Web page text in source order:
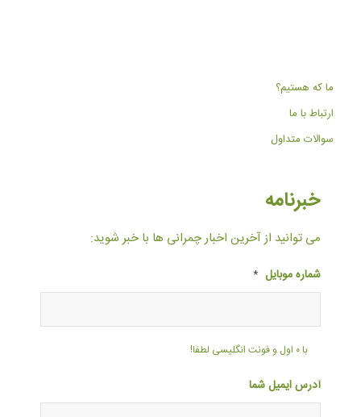
ما که هستیم؟
ارتباط با ما
سوالات متداول
خبرنامه
می توانید از آخرین اخبار چمرانی ها با خبر شوید:
شماره موبایل *
با ۰ اول و فونت انگلیسی لطفا!
آدرس ایمیل شما